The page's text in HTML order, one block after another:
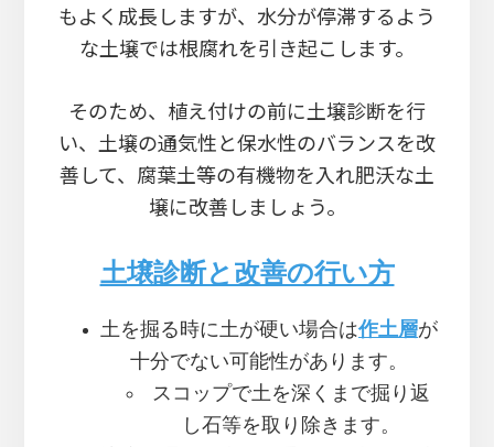
もよく成長しますが、水分が停滞するよう
な土壌では根腐れを引き起こします。
そのため、植え付けの前に土壌診断を行
い、土壌の通気性と保水性のバランスを改
善して、腐葉土等の有機物を入れ肥沃な土
壌に改善しましょう。
土壌診断と改善の行い方
土を掘る時に土が硬い場合は作土層が
十分でない可能性があります。
スコップで土を深くまで掘り返
し石等を取り除きます。